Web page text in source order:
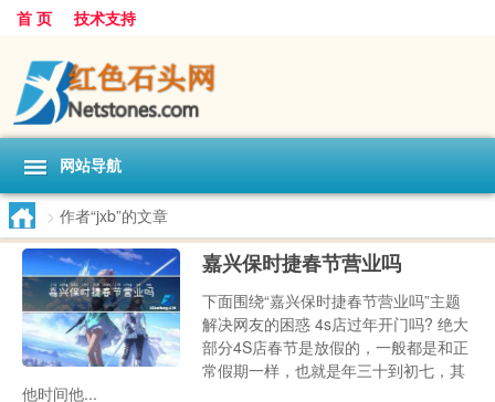
首 页 技术支持
网站导航
> 作者“jxb”的文章
嘉兴保时捷春节营业吗
下面围绕“嘉兴保时捷春节营业吗”主题
解决网友的困惑 4s店过年开门吗? 绝大
部分4S店春节是放假的，一般都是和正
常假期一样，也就是年三十到初七，其
他时间他...